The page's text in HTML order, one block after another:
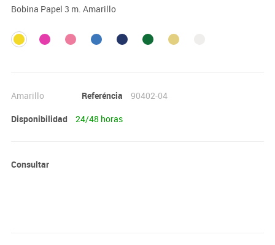
Bobina Papel 3 m. Amarillo
Amarillo Referéncia
90402-04
Disponibilidad
24/48 horas
Consultar